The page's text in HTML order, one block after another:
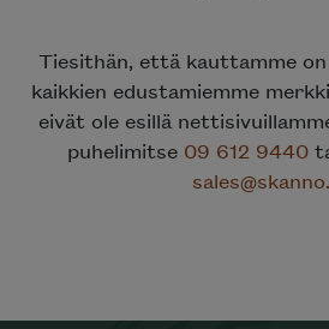
Tiesithän, että kauttamme
kaikkien edustamiemme
eivät ole esillä
puhelimitse 09 612 9440